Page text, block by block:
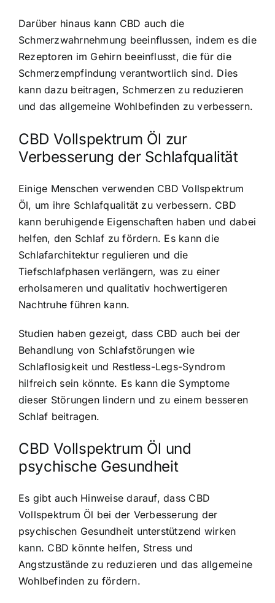
Darüber hinaus kann CBD auch die
Schmerzwahrnehmung beeinflussen, indem es die
Rezeptoren im Gehirn beeinflusst, die für die
Schmerzempfindung verantwortlich sind. Dies
kann dazu beitragen, Schmerzen zu reduzieren
und das allgemeine Wohlbefinden zu verbessern.
CBD Vollspektrum Öl zur
Verbesserung der Schlafqualität
Einige Menschen verwenden CBD Vollspektrum
Öl, um ihre Schlafqualität zu verbessern. CBD
kann beruhigende Eigenschaften haben und dabei
helfen, den Schlaf zu fördern. Es kann die
Schlafarchitektur regulieren und die
Tiefschlafphasen verlängern, was zu einer
erholsameren und qualitativ hochwertigeren
Nachtruhe führen kann.
Studien haben gezeigt, dass CBD auch bei der
Behandlung von Schlafstörungen wie
Schlaflosigkeit und Restless-Legs-Syndrom
hilfreich sein könnte. Es kann die Symptome
dieser Störungen lindern und zu einem besseren
Schlaf beitragen.
CBD Vollspektrum Öl und
psychische Gesundheit
Es gibt auch Hinweise darauf, dass CBD
Vollspektrum Öl bei der Verbesserung der
psychischen Gesundheit unterstützend wirken
kann. CBD könnte helfen, Stress und
Angstzustände zu reduzieren und das allgemeine
Wohlbefinden zu fördern.